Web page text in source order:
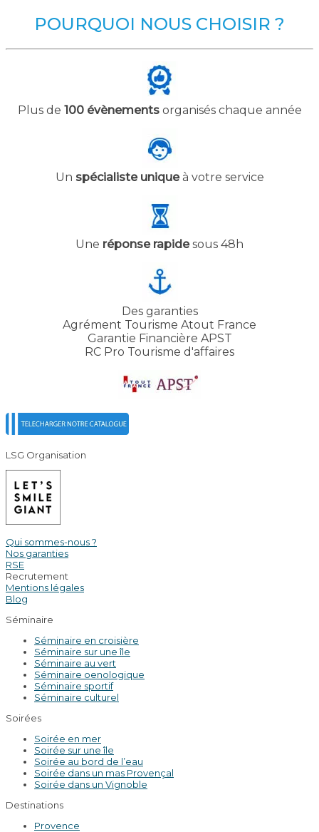
POURQUOI NOUS CHOISIR ?
Plus de 100 évènementsorganisés chaque année
Un spécialiste uniqueà votre service
Une réponse rapidesous 48h
Des garanties
Agrément Tourisme Atout France
Garantie Financière APST
RC Pro Tourisme d'affaires
LSG Organisation
Qui sommes-nous ?
Nos garanties
RSE
Recrutement
Mentions légales
Blog
Séminaire
Séminaire en croisière
Séminaire sur une île
Séminaire au vert
Séminaire oenologique
Séminaire sportif
Séminaire culturel
Soirées
Soirée en mer
Soirée sur une île
Soirée au bord de l’eau
Soirée dans un mas Provençal
Soirée dans un Vignoble
Destinations
Provence